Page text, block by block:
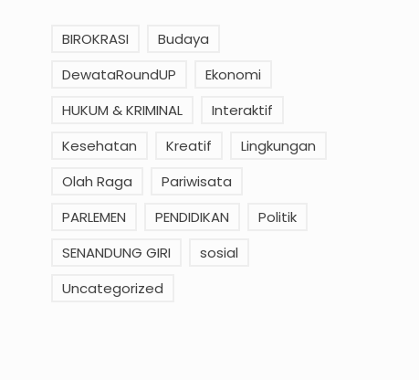
BIROKRASI
Budaya
DewataRoundUP
Ekonomi
HUKUM & KRIMINAL
Interaktif
Kesehatan
Kreatif
Lingkungan
Olah Raga
Pariwisata
PARLEMEN
PENDIDIKAN
Politik
SENANDUNG GIRI
sosial
Uncategorized